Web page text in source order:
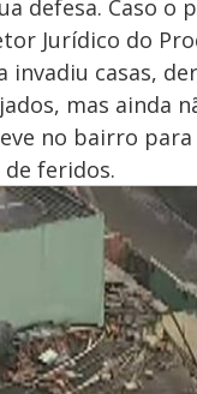
defesa. Caso o
Jurídico do
invadiu casas,
mas ainda
no bairro
feridos.